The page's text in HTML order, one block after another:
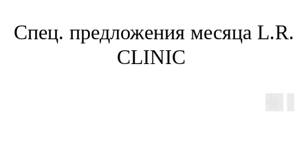
Спец. предложения месяца L.R.
CLINIC